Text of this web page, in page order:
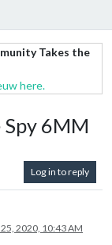
Takes the
here.
6MM
Log in to reply
2020, 10:43 AM